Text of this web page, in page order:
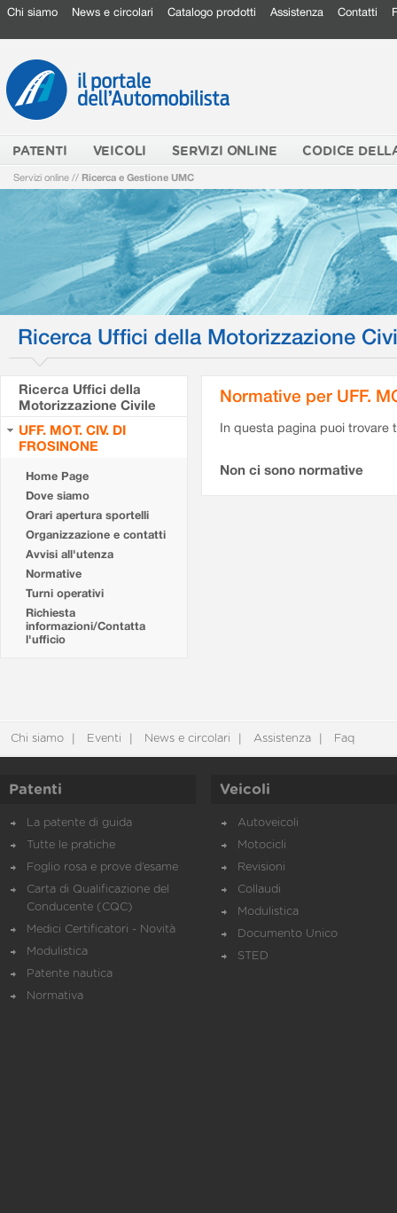
Chi siamo News e circolari Catalogo prodotti Assistenza Contatti
PATENTI VEICOLI SERVIZI ONLINE CODICE
Servizi online // Ricerca e Gestione UMC
Ricerca Uffici della Motorizzazione
Ricerca Uffici della
Motorizzazione Civile
UFF. MOT. CIV. DI
FROSINONE
Home Page
Dove siamo
Orari apertura sportelli
Organizzazione e contatti
Avvisi all'utenza
Normative
Turni operativi
Richiesta
informazioni/Contatta
l'ufficio
Normative per UFF.
In questa pagina puoi
Non ci sono normative
Chi siamo Eventi News e circolari Assistenza Faq
Patenti
La patente di guida
Tutte le pratiche
Foglio rosa e prove d’esame
Carta di Qualificazione del
Conducente (CQC)
Medici Certificatori - Novità
Modulistica
Patente nautica
Normativa
Veicoli
Autoveicoli
Motocicli
Revisioni
Collaudi
Modulistica
Documento Unico
STED